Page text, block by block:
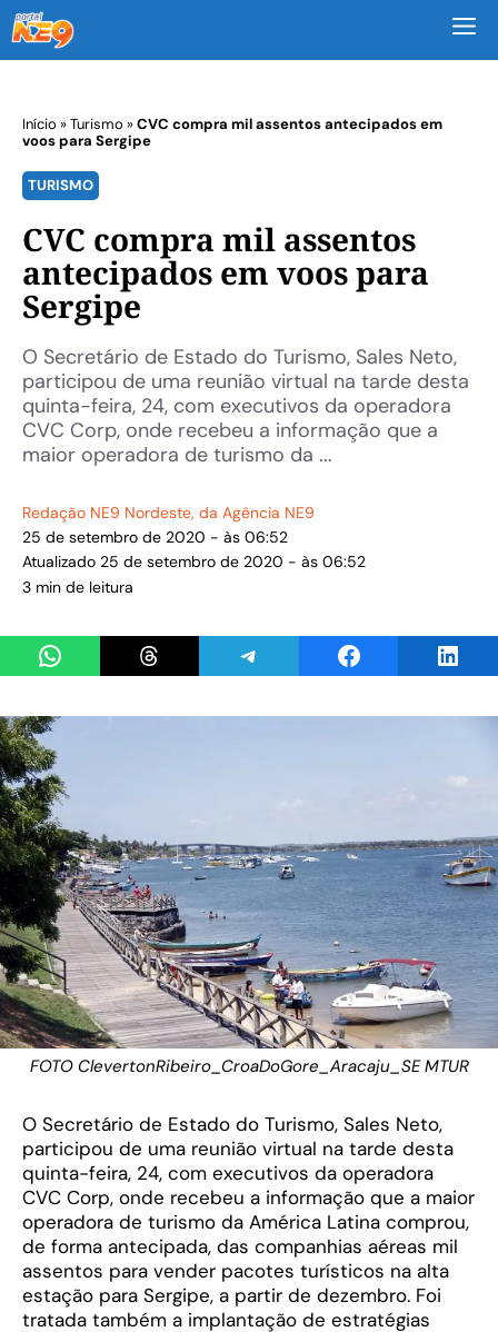
Início »Turismo »CVC compra mil assentos antecipados em
voos para Sergipe
TURISMO
CVC compra mil assentos
antecipados em voos para
Sergipe
O Secretário de Estado do Turismo, Sales Neto,
participou de uma reunião virtual na tarde desta
quinta-feira, 24, com executivos da operadora
CVC Corp, onde recebeu a informação que a
maior operadora de turismo da ...
Redação NE9 Nordeste, da Agência NE9
25 de setembro de 2020 - às 06:52
Atualizado 25 de setembro de 2020 - às 06:52
3 min de leitura
Share on WhatsAppShare on ThreadsShare on TelegramShare on Facebook
FOTO ClevertonRibeiro_CroaDoGore_Aracaju_SE MTUR
O Secretário de Estado do Turismo, Sales Neto,
participou de uma reunião virtual na tarde desta
quinta-feira, 24, com executivos da operadora
CVC Corp, onde recebeu a informação que a maior
operadora de turismo da América Latina comprou,
de forma antecipada, das companhias aéreas mil
assentos para vender pacotes turísticos na alta
estação para Sergipe, a partir de dezembro. Foi
tratada também a implantação de estratégias